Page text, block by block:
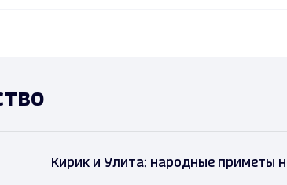
Кирик и Улита: народные приметы